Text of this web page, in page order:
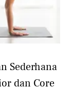
Sederhana
dan Core